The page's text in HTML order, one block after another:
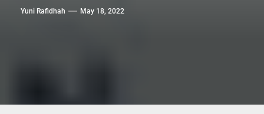
Yuni Rafidhah May 18, 2022